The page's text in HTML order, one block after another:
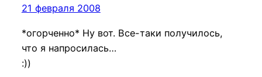
21 февраля 2008
*огорченно* Ну вот. Все-таки получилось,
что я напросилась…
:))